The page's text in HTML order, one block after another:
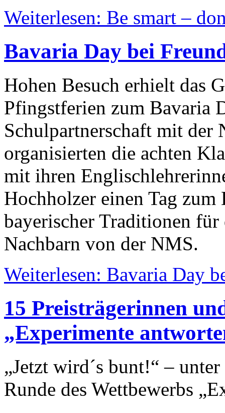
Weiterlesen: Be smart –
Bavaria Day bei
Hohen Besuch erhielt das
Pfingstferien zum Bavaria
Schulpartnerschaft mit der
organisierten die achten
mit ihren
Hochholzer einen Tag
bayerischer Traditionen
Nachbarn von der NMS.
Weiterlesen: Bavaria Day
15 Preisträgerinnen
„Experimente
„Jetzt wird´s bunt!“ –
Runde des Wettbewerbs